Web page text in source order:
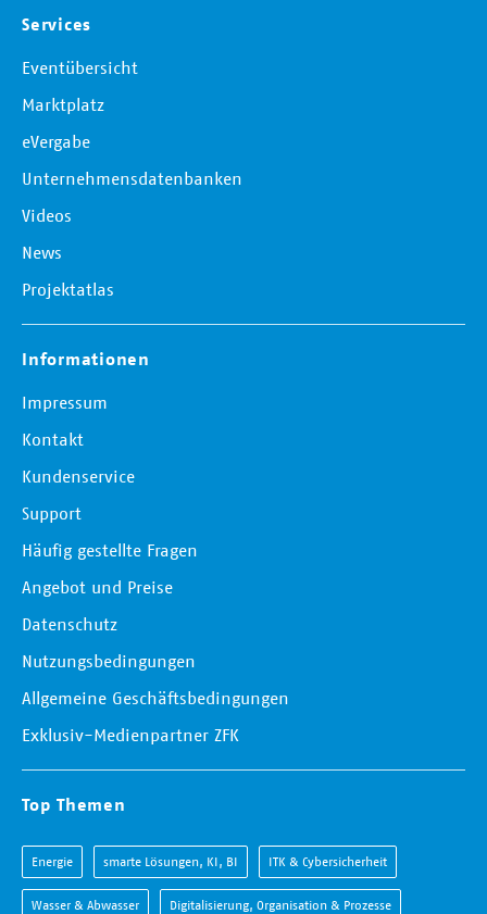
Services
Eventübersicht
Marktplatz
eVergabe
Unternehmensdatenbanken
Videos
News
Projektatlas
Informationen
Impressum
Kontakt
Kundenservice
Support
Häufig gestellte Fragen
Angebot und Preise
Datenschutz
Nutzungsbedingungen
Allgemeine Geschäftsbedingungen
Exklusiv-Medienpartner ZFK
Top Themen
Energie smarte Lösungen, KI, BI ITK & Cybersicherheit
Wasser & Abwasser Digitalisierung, Organisation & Prozesse